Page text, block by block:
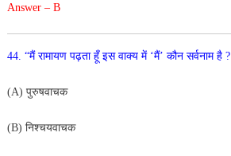
Answer – B
44. “मैं रामायण पढ़ता हूँ इस वाक्य में ‘मैं’ कौन सर्वनाम है ?
(A) पुरुषवाचक
(B) निश्चयवाचक